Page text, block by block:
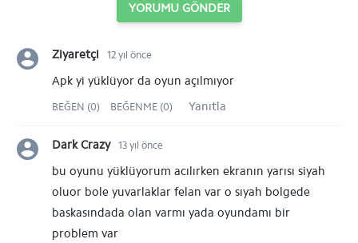
YORUMU GÖNDER
Ziyaretçi 12 yıl önce
Apk yi yüklüyor da oyun açılmıyor
BEĞEN (0) BEĞENME (0) Yanıtla
Dark Crazy 13 yıl önce
bu oyunu yüklüyorum acılırken ekranın yarısı siyah
oluor bole yuvarlaklar felan var o sıyah bolgede
baskasındada olan varmı yada oyundamı bir
problem var